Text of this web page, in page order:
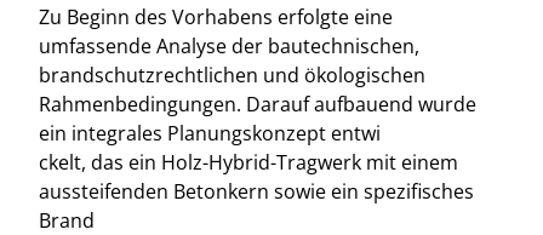
Zu Beginn des Vorhabens erfolgte eine
umfassende Analyse der bautechnischen,
brandschutzrechtlichen und ökologischen
Rahmenbedingungen. Darauf aufbauend wurde
ein integrales Planungskonzept entwi
ckelt, das ein Holz-Hybrid-Tragwerk mit einem
aussteifenden Betonkern sowie ein spezifisches
Brand